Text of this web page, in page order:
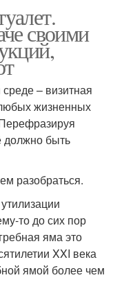
своими
– визитная
жизненных
должно быть
разобраться.
то до сих пор
яма это
XXI века
ямой более чем